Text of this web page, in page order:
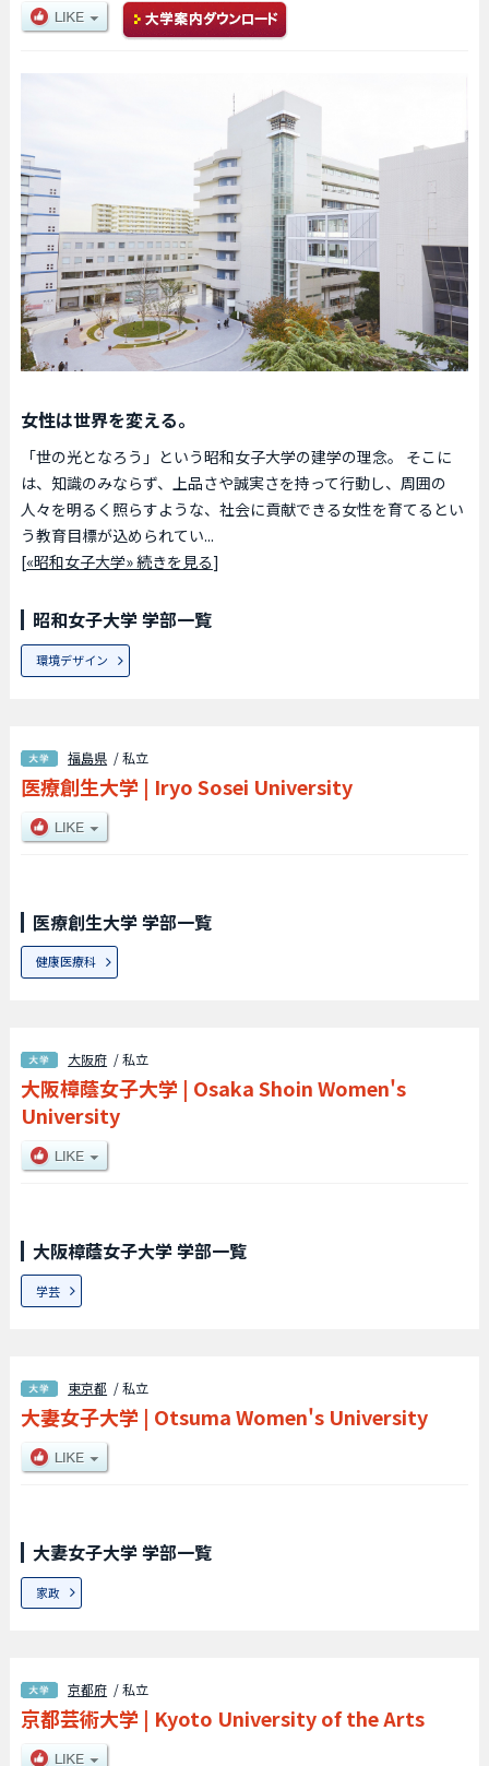
女性は世界を変える。
「世の光となろう」という昭和女子大学の建学の理念。 そこに
は、知識のみならず、上品さや誠実さを持って行動し、周囲の
人々を明るく照らすような、社会に貢献できる女性を育てるとい
う教育目標が込められてい...
[«昭和女子大学» 続きを見る]
昭和女子大学 学部一覧
環境デザイン
福島県 / 私立
医療創生大学 | Iryo Sosei University
医療創生大学 学部一覧
健康医療科
大阪府 / 私立
大阪樟蔭女子大学 | Osaka Shoin Women's
University
大阪樟蔭女子大学 学部一覧
学芸
東京都 / 私立
大妻女子大学 | Otsuma Women's University
大妻女子大学 学部一覧
家政
京都府 / 私立
京都芸術大学 | Kyoto University of the Arts